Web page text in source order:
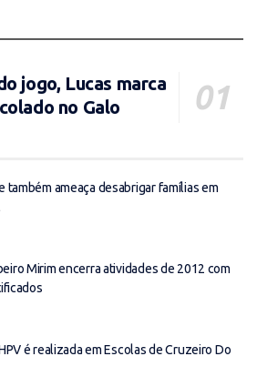
jogo, Lucas marca
no Galo
também ameaça desabrigar famílias em
Mirim encerra atividades de 2012 com
é realizada em Escolas de Cruzeiro Do